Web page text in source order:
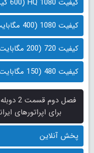
کیفیت 1080 (400 مگابایت)
کیفیت 720 (200 مگابایت)
کیفیت 480 (150 مگابایت)
فصل
برای اپراتورهای
پخش آنلاین